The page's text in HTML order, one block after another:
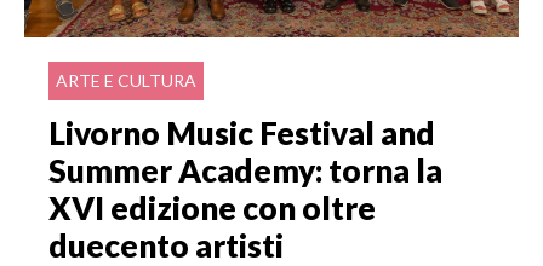
ARTE E CULTURA
Livorno Music Festival and
Summer Academy: torna la
XVI edizione con oltre
duecento artisti